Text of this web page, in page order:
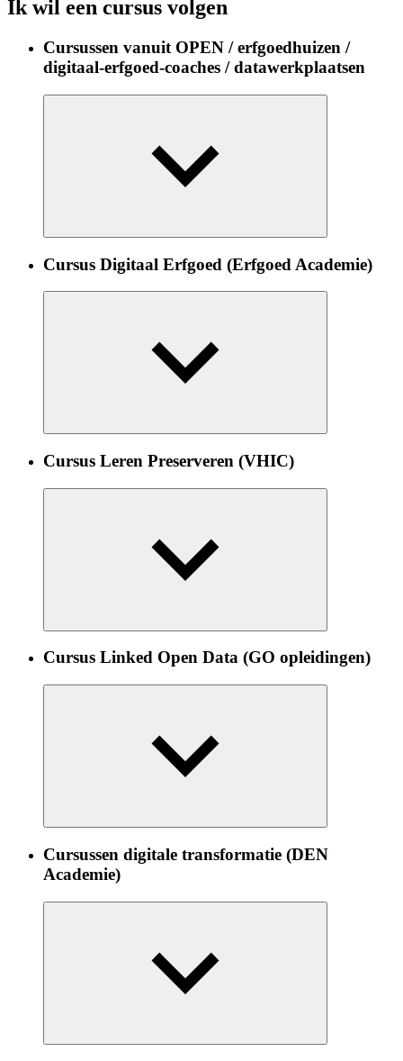
Ik wil een cursus volgen
Cursussen vanuit OPEN / erfgoedhuizen /
digitaal-erfgoed-coaches / datawerkplaatsen
Cursus Digitaal Erfgoed (Erfgoed Academie)
Cursus Leren Preserveren (VHIC)
Cursus Linked Open Data (GO opleidingen)
Cursussen digitale transformatie (DEN
Academie)